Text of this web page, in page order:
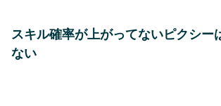
スキル確率が上がってないピクシー
ない